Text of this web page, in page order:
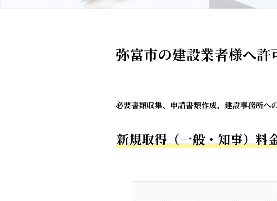
弥富市の建設業者様へ――
必要書類収集、申請書類作成、建設事務所へ
新規取得（一般・知事）